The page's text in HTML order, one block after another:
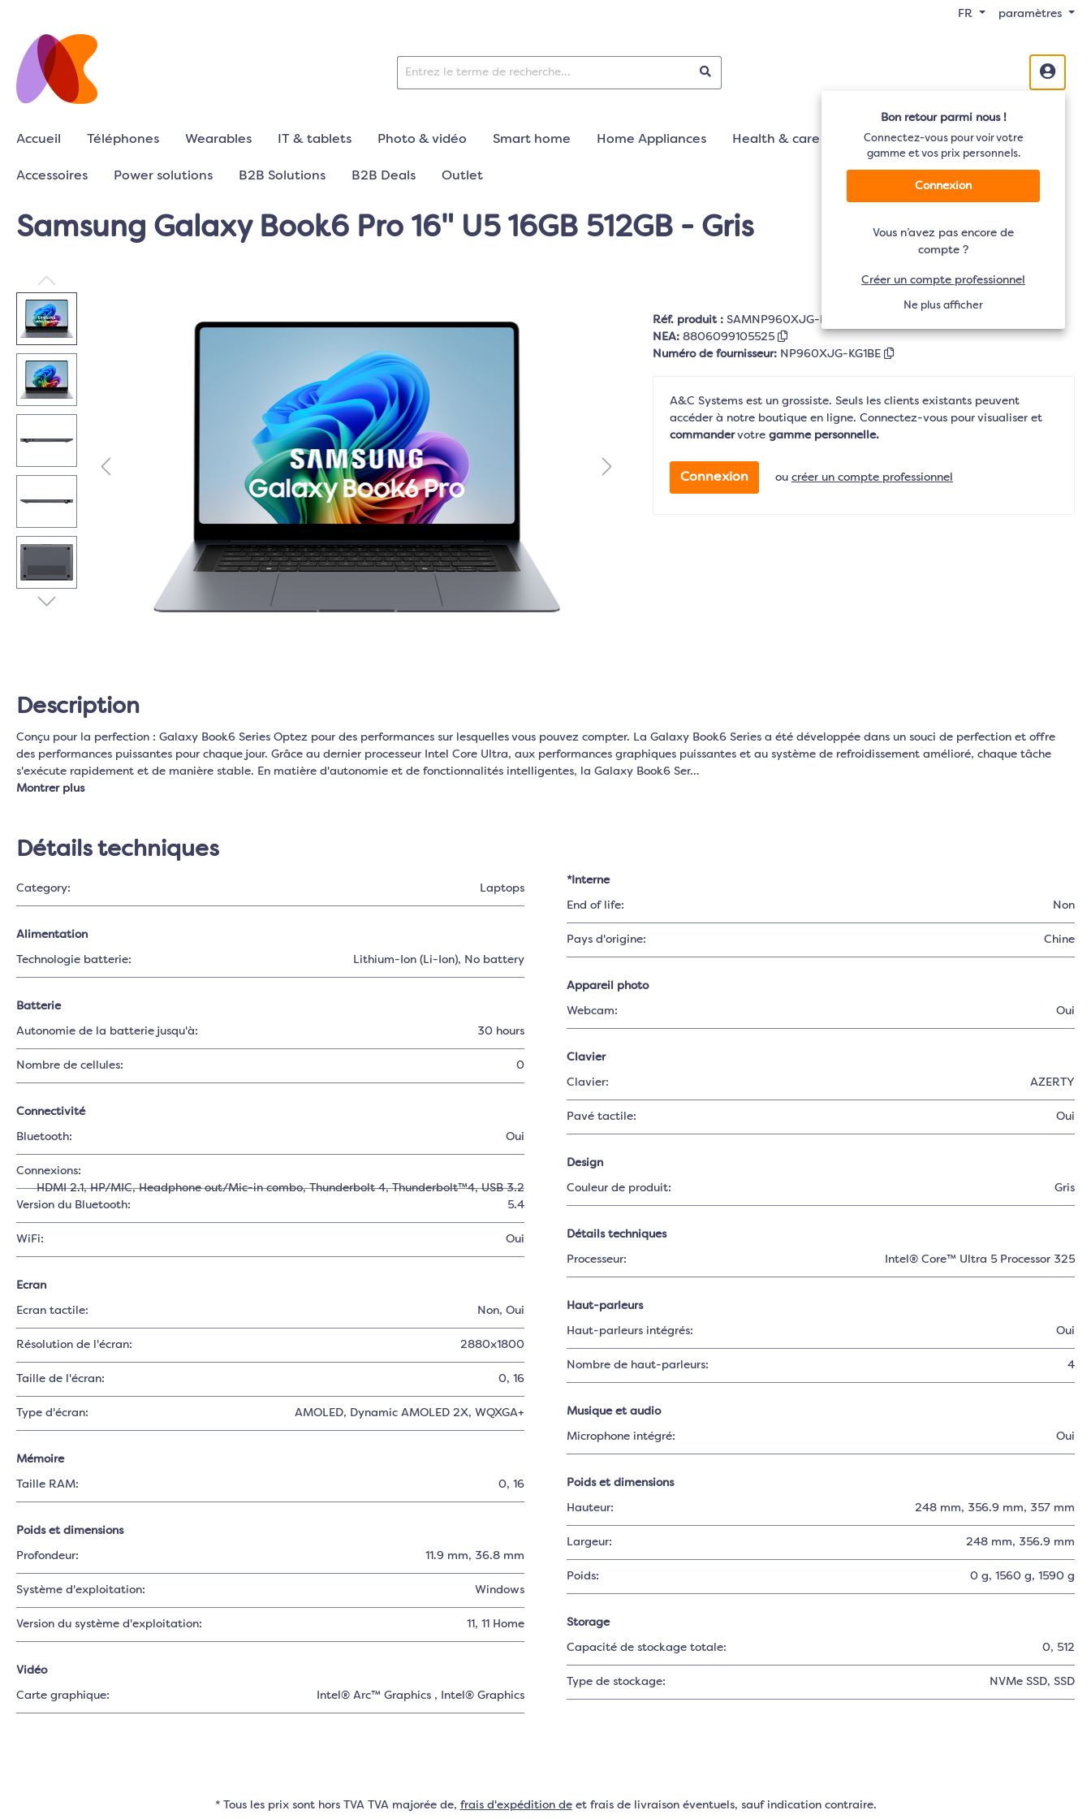
FR paramètres
Bon retour parmi nous !
Connectez-vous pour voir votre
gamme et vos prix personnels.
Connexion
Vous n’avez pas encore de
compte ?
Créer un compte professionnel
Ne plus afficher
Accueil Téléphones Wearables IT & tablets Photo & vidéo Smart home Home Appliances Health & care Mobilité Audio TV
Accessoires Power solutions B2B Solutions B2B Deals Outlet
Samsung Galaxy Book6 Pro 16" U5 16GB 512GB - Gris
Réf. produit : SAMNP960XJG-KG1BE
NEA: 8806099105525
Numéro de fournisseur: NP960XJG-KG1BE
A&C Systems est un grossiste. Seuls les clients existants peuvent
accéder à notre boutique en ligne. Connectez-vous pour visualiser et
commandervotre gamme personnelle.
Connexion ou créer un compte professionnel
Description
Conçu pour la perfection : Galaxy Book6 Series Optez pour des performances sur lesquelles vous pouvez compter. La Galaxy Book6 Series a été développée dans un souci de perfection et offre
des performances puissantes pour chaque jour. Grâce au dernier processeur Intel Core Ultra, aux performances graphiques puissantes et au système de refroidissement amélioré, chaque tâche
s'exécute rapidement et de manière stable. En matière d'autonomie et de fonctionnalités intelligentes, la Galaxy Book6 Ser…
Montrer plus
Détails techniques
Category: Laptops
*Interne
End of life: Non
Pays d'origine: Chine
Alimentation
Technologie batterie: Lithium-Ion (Li-Ion), No battery
Appareil photo
Webcam: Oui
Batterie
Autonomie de la batterie jusqu'à: 30 hours
Nombre de cellules: 0
Clavier
Clavier: AZERTY
Pavé tactile: Oui
Connectivité
Bluetooth: Oui
Connexions:
HDMI 2.1, HP/MIC, Headphone out/Mic-in combo, Thunderbolt 4, Thunderbolt™4, USB 3.2
Version du Bluetooth:
5.4
WiFi: Oui
Design
Couleur de produit: Gris
Détails techniques
Processeur: Intel® Core™ Ultra 5 Processor 325
Ecran
Ecran tactile: Non, Oui
Résolution de l'écran: 2880x1800
Taille de l'écran: 0, 16
Type d'écran: AMOLED, Dynamic AMOLED 2X, WQXGA+
Haut-parleurs
Haut-parleurs intégrés: Oui
Nombre de haut-parleurs: 4
Musique et audio
Microphone intégré:
Oui
Mémoire
Taille RAM: 0, 16 Poids et dimensions
Hauteur: 248 mm, 356.9 mm, 357 mm
Largeur: 248 mm, 356.9 mm
Poids: 0 g, 1560 g, 1590 g
Poids et dimensions
Profondeur: 11.9 mm, 36.8 mm
Système d'exploitation: Windows
Version du système d'exploitation: 11 , 11 Home Storage
Capacité de stockage totale: 0, 512
Type de stockage: NVMe SSD, SSD
Vidéo
Carte graphique: Intel® Arc™ Graphics , Intel® Graphics
* Tous les prix sont hors TVA TVA majorée de, frais d'expédition deet frais de livraison éventuels, sauf indication contraire.